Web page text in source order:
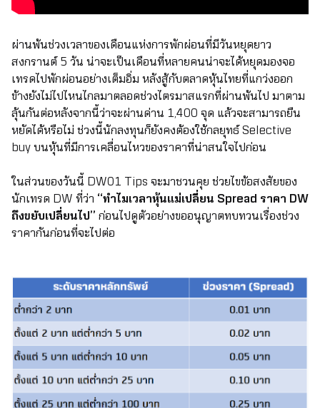
ผ่านพ้นช่วงเวลาของเดือนแห่งการพักผ่อนที่มีวันหยุดยาว
สงกรานต์ 5 วัน น่าจะเป็นเดือนที่หลายคนน่าจะได้หยุดมองจอ
เทรดไปพักผ่อนอย่างเต็มอิ่ม หลังสู้กับตลาดหุ้นไทยที่แกว่งออก
ข้างยังไม่ไปไหนไกลมาตลอดช่วงไตรมาสแรกที่ผ่านพ้นไป มาตาม
ลุ้นกันต่อหลังจากนี้ว่าจะผ่านด่าน 1,400 จุด แล้วจะสามารถยืน
หยัดได้หรือไม่ ช่วงนี้นักลงทุนก็ยังคงต้องใช้กลยุทธ์ Selective
buy บนหุ้นที่มีการเคลื่อนไหวของราคาที่น่าสนใจไปก่อน
ในส่วนของวันนี้ DW01 Tips จะมาชวนคุย ช่วยไขข้อสงสัยของ
นักเทรด DW ที่ว่า “ทำไมเวลาหุ้นแม่เปลี่ยน Spread ราคา DW
ถึงขยับเปลี่ยนไป”ก่อนไปดูตัวอย่างขออนุญาตทบทวนเรื่องช่วง
ราคากันก่อนที่จะไปต่อ